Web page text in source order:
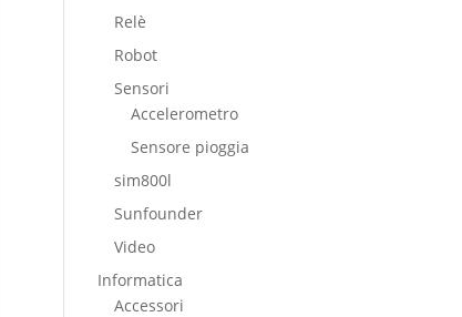
Relè
Robot
Sensori
Accelerometro
Sensore pioggia
sim800l
Sunfounder
Video
Informatica
Accessori